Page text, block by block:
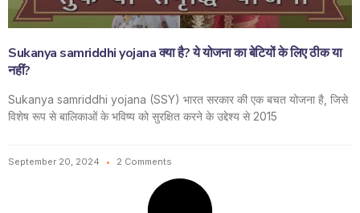
Sukanya samriddhi yojana क्या है? ये योजना का बेटियों के लिए ठीक या
नहीं?
Sukanya samriddhi yojana (SSY) भारत सरकार की एक बचत योजना है, जिसे
विशेष रूप से बालिकाओं के भविष्य को सुरक्षित करने के उद्देश्य से 2015
September 20, 2024 2 Comments